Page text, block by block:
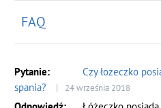
FAQ
Czy łożeczko
spania?
24 września 2018